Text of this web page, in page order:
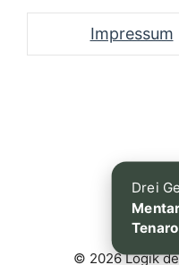
Impressum
© 2026 Logik
Drei
Tenaro